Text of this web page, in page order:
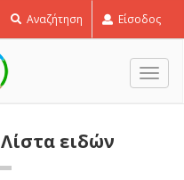
Αναζήτηση Είσοδος
ειδών